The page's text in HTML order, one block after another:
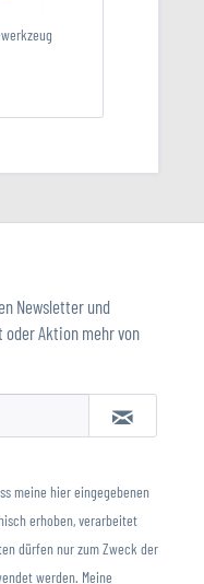
Newsletter und
oder Aktion mehr von
meine hier eingegebenen
erhoben, verarbeitet
dürfen nur zum Zweck der
werden. Meine